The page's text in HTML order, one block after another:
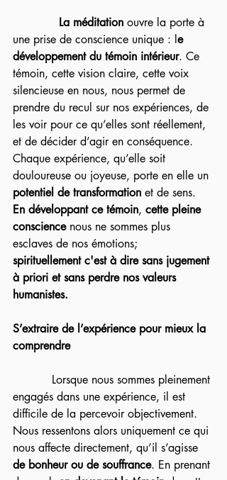
             La méditation
ouvre la porte à
une prise de conscience unique : le
développement du témoin intérieur. Ce
témoin, cette vision claire, cette voix
silencieuse en nous, nous permet de
prendre du recul sur nos expériences, de
les voir pour ce qu’elles sont réellement,
et de décider d’agir en conséquence.
Chaque expérience, qu’elle soit
douloureuse ou joyeuse, porte en elle un
potentiel de transformation et de sens.
En développant ce témoin, cette pleine
conscience nous ne sommes plus
esclaves de nos émotions;
spirituellement c'est à dire sans jugement
à priori et sans perdre nos valeurs
humanistes.
S’extraire de l’expérience pour mieux la
comprendre
engagés dans une expérience, il est
difficile de la percevoir objectivement.
Nous ressentons alors uniquement ce qui
nous affecte directement, qu’il s’agisse
de bonheur ou de souffrance. En prenant